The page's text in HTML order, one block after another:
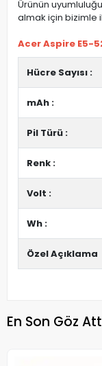
Ürünün
almak için bizimle
Acer Aspire E5-
Hücre Sayısı :
mAh :
Pil Türü :
Renk :
Volt :
Wh :
Özel Açıklama
En Son Göz